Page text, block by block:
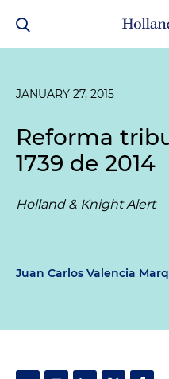
JANUARY 27, 2015
Reforma
1739 de 2014
Holland & Knight Alert
Juan Carlos Valencia